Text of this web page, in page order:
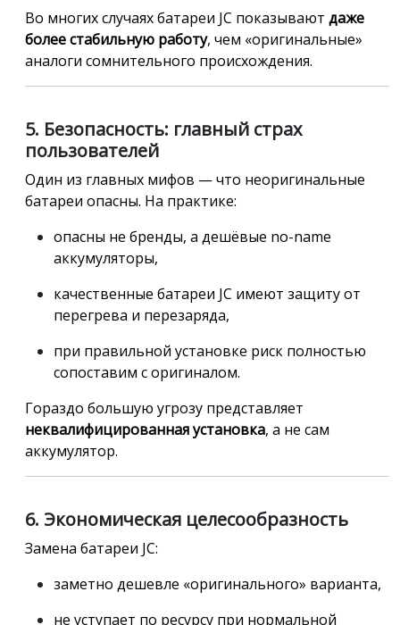
Во многих случаях батареи JC показывают даже
более стабильную работу, чем «оригинальные»
аналоги сомнительного происхождения.
5. Безопасность: главный страх
пользователей
Один из главных мифов — что неоригинальные
батареи опасны. На практике:
опасны не бренды, а дешёвые no-name
аккумуляторы,
качественные батареи JC имеют защиту от
перегрева и перезаряда,
при правильной установке риск полностью
сопоставим с оригиналом.
Гораздо большую угрозу представляет
неквалифицированная установка, а не сам
аккумулятор.
6. Экономическая целесообразность
Замена батареи JC:
заметно дешевле «оригинального» варианта,
не уступает по ресурсу при нормальной